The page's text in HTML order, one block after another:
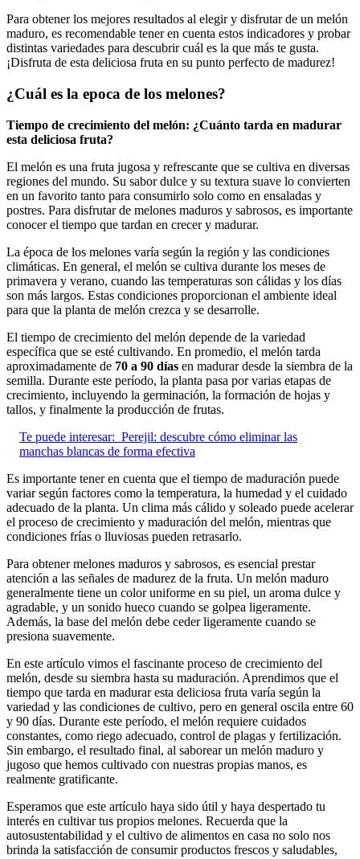
Para obtener los mejores resultados al elegir y disfrutar de un melón
maduro, es recomendable tener en cuenta estos indicadores y probar
distintas variedades para descubrir cuál es la que más te gusta.
¡Disfruta de esta deliciosa fruta en su punto perfecto de madurez!
¿Cuál es la epoca de los melones?
Tiempo de crecimiento del melón: ¿Cuánto tarda en madurar
esta deliciosa fruta?
El melón es una fruta jugosa y refrescante que se cultiva en diversas
regiones del mundo. Su sabor dulce y su textura suave lo convierten
en un favorito tanto para consumirlo solo como en ensaladas y
postres. Para disfrutar de melones maduros y sabrosos, es importante
conocer el tiempo que tardan en crecer y madurar.
La época de los melones varía según la región y las condiciones
climáticas. En general, el melón se cultiva durante los meses de
primavera y verano, cuando las temperaturas son cálidas y los días
son más largos. Estas condiciones proporcionan el ambiente ideal
para que la planta de melón crezca y se desarrolle.
El tiempo de crecimiento del melón depende de la variedad
específica que se esté cultivando. En promedio, el melón tarda
aproximadamente de 70 a 90 días en madurar desde la siembra de la
semilla. Durante este período, la planta pasa por varias etapas de
crecimiento, incluyendo la germinación, la formación de hojas y
tallos, y finalmente la producción de frutas.
Te puede interesar: Perejil: descubre cómo eliminar las
manchas blancas de forma efectiva
Es importante tener en cuenta que el tiempo de maduración puede
variar según factores como la temperatura, la humedad y el cuidado
adecuado de la planta. Un clima más cálido y soleado puede acelerar
el proceso de crecimiento y maduración del melón, mientras que
condiciones frías o lluviosas pueden retrasarlo.
Para obtener melones maduros y sabrosos, es esencial prestar
atención a las señales de madurez de la fruta. Un melón maduro
generalmente tiene un color uniforme en su piel, un aroma dulce y
agradable, y un sonido hueco cuando se golpea ligeramente.
Además, la base del melón debe ceder ligeramente cuando se
presiona suavemente.
En este artículo vimos el fascinante proceso de crecimiento del
melón, desde su siembra hasta su maduración. Aprendimos que el
tiempo que tarda en madurar esta deliciosa fruta varía según la
variedad y las condiciones de cultivo, pero en general oscila entre 60
y 90 días. Durante este período, el melón requiere cuidados
constantes, como riego adecuado, control de plagas y fertilización.
Sin embargo, el resultado final, al saborear un melón maduro y
jugoso que hemos cultivado con nuestras propias manos, es
realmente gratificante.
Esperamos que este artículo haya sido útil y haya despertado tu
interés en cultivar tus propios melones. Recuerda que la
autosustentabilidad y el cultivo de alimentos en casa no solo nos
brinda la satisfacción de consumir productos frescos y saludables,